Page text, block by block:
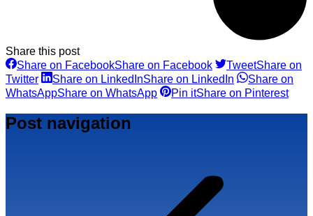
Share this post
Share on FacebookShare on Facebook TweetShare on
Twitter
Share on LinkedInShare on LinkedIn
Share on
WhatsAppShare on WhatsApp Pin itShare on Pinterest
Post navigation